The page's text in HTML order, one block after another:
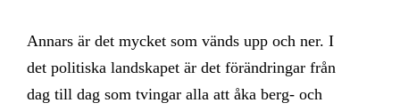
Annars är det mycket som vänds upp och ner. I
det politiska landskapet är det förändringar från
dag till dag som tvingar alla att åka berg- och